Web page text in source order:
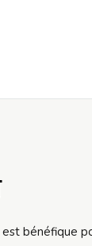
bénéfique